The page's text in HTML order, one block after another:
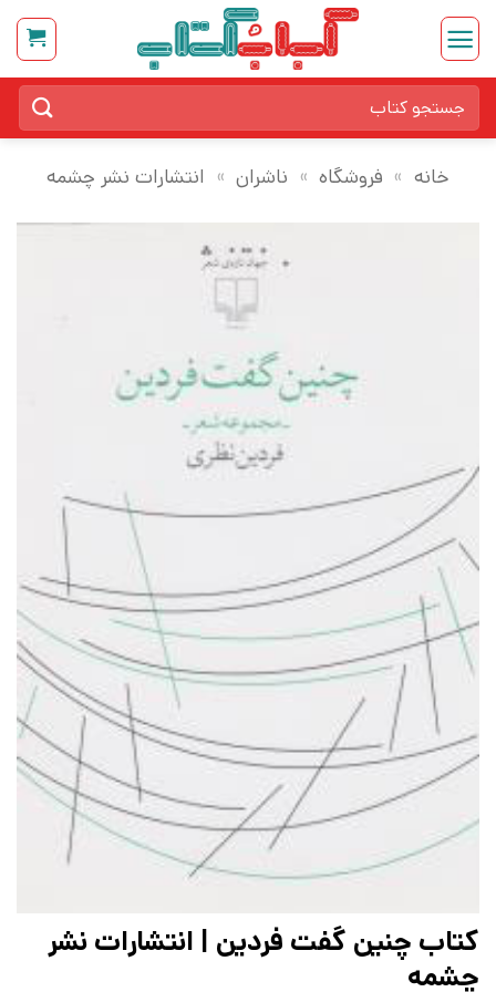
Skip
content
برای:
خانه » فروشگاه » ناشران » انتشارات نشر چشمه
کتاب چنین گفت فردین | انتشارات نشر
چشمه